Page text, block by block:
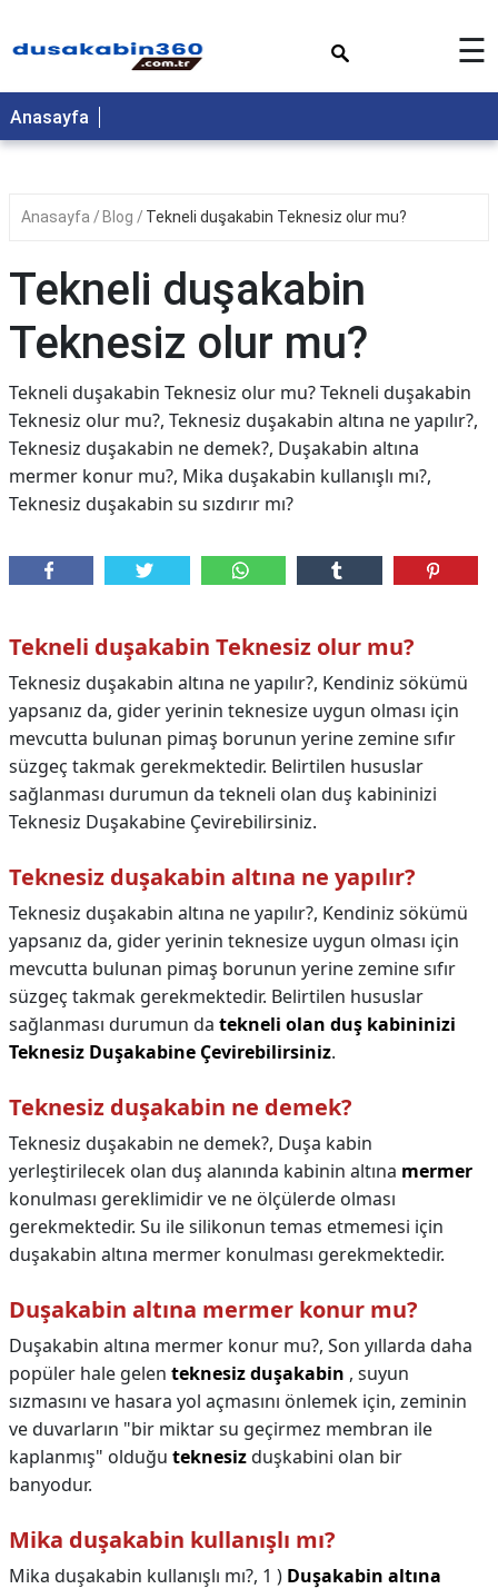
☰
Anasayfa
Anasayfa Blog Tekneli duşakabin Teknesiz olur mu?
Tekneli duşakabin
Teknesiz olur mu?
Tekneli duşakabin Teknesiz olur mu? Tekneli duşakabin
Teknesiz olur mu?, Teknesiz duşakabin altına ne yapılır?,
Teknesiz duşakabin ne demek?, Duşakabin altına
mermer konur mu?, Mika duşakabin kullanışlı mı?,
Teknesiz duşakabin su sızdırır mı?
Tekneli duşakabin Teknesiz olur mu?
Teknesiz duşakabin altına ne yapılır?, Kendiniz sökümü
yapsanız da, gider yerinin teknesize uygun olması için
mevcutta bulunan pimaş borunun yerine zemine sıfır
süzgeç takmak gerekmektedir. Belirtilen hususlar
sağlanması durumun da tekneli olan duş kabininizi
Teknesiz Duşakabine Çevirebilirsiniz.
Teknesiz duşakabin altına ne yapılır?
Teknesiz duşakabin altına ne yapılır?, Kendiniz sökümü
yapsanız da, gider yerinin teknesize uygun olması için
mevcutta bulunan pimaş borunun yerine zemine sıfır
süzgeç takmak gerekmektedir. Belirtilen hususlar
sağlanması durumun da tekneli olan duş kabininizi
Teknesiz Duşakabine Çevirebilirsiniz.
Teknesiz duşakabin ne demek?
Teknesiz duşakabin ne demek?, Duşa kabin
yerleştirilecek olan duş alanında kabinin altına mermer
konulması gereklimidir ve ne ölçülerde olması
gerekmektedir. Su ile silikonun temas etmemesi için
duşakabin altına mermer konulması gerekmektedir.
Duşakabin altına mermer konur mu?
Duşakabin altına mermer konur mu?, Son yıllarda daha
popüler hale gelen teknesiz duşakabin , suyun
sızmasını ve hasara yol açmasını önlemek için, zeminin
ve duvarların "bir miktar su geçirmez membran ile
kaplanmış" olduğu teknesizduşkabini olan bir
banyodur.
Mika duşakabin kullanışlı mı?
Mika duşakabin kullanışlı mı?, 1 ) Duşakabin altına